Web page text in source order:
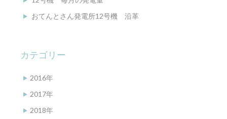
おてんとさん発電所12号機 沿革
カテゴリー
2016年
2017年
2018年